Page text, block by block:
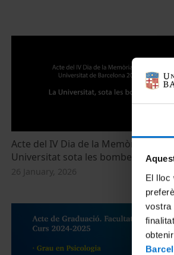
El lloc
vostra
Acte del IV Dia de la Memòria UB: La
Universitat sota les bombes
26 January, 2026